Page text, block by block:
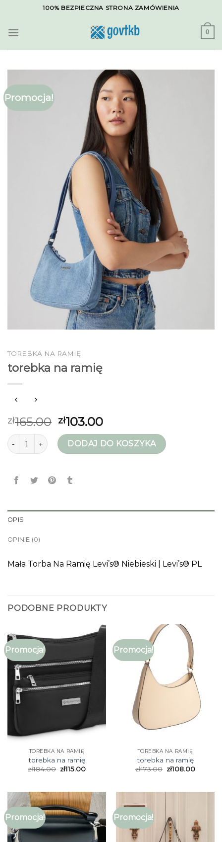
content
100% BEZPIECZNA STRONA ZAMÓWIENIA
0
Promocja!
TOREBKA NA RAMIĘ
torebka na ramię
zł165.00 zł103.00
ilość torebka na ramięDODAJ DO KOSZYKA
OPIS
OPINIE (0)
Mała Torba Na Ramię Levi’s® Niebieski | Levi’s® PL
PODOBNE PRODUKTY
Promocja!
TOREBKA NA RAMIĘ
torebka na ramię
zł184.00 zł115.00
Promocja!
TOREBKA NA RAMIĘ
torebka na ramię
zł173.00 zł108.00
Promocja! Promocja!